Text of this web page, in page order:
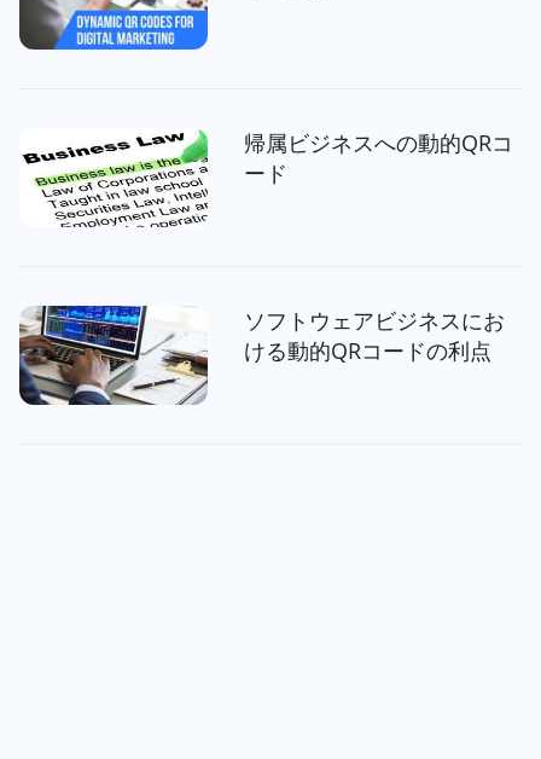
帰属ビジネスへの動的QRコ
ード
ソフトウェアビジネスにお
ける動的QRコードの利点